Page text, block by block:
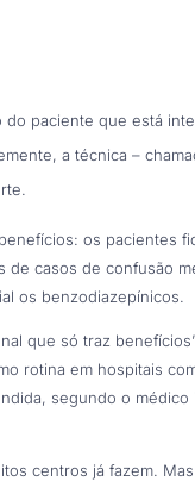
paciente que está
a técnica –
os pacientes
casos de confusão
os benzodiazepínicos.
que só traz
rotina em hospitais
segundo o
centros já fazem.